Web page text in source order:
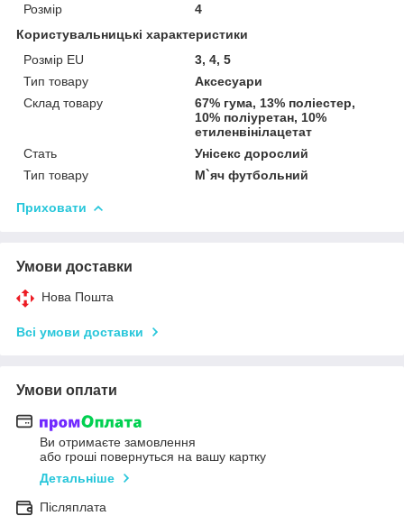
Розмір
4
Користувальницькі характеристики
Pозмір EU
3, 4, 5
Тип товару
Аксесуари
Склад товару
67% гума, 13% полiестер,
10% полiуретан, 10%
етиленвiнiлацетат
Стать
Унісекс дорослий
Тип товару
М`яч футбольний
Приховати
Умови доставки
Нова Пошта
Всі умови доставки
Умови оплати
Ви отримаєте замовлення
або гроші повернуться на вашу картку
Детальніше
Післяплата